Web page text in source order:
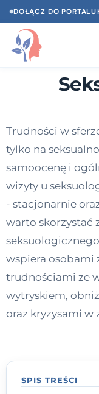
DOŁĄCZ DO PORTALU
Znajdź swojego
Według specjalizacji
Diagnozy
Testy psychologiczne
Dawka wiedzy
Dla specjalistów
Kontakt
Trudności w
tylko na
samoocenę i
wizyty u
- stacjonarnie
warto skorzystać
wspiera osobami
trudnościami ze
wytryskiem,
oraz kryzysami w
SPIS TREŚCI